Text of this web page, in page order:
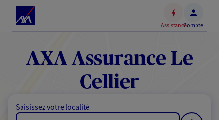
Accéder
contenu
principal
Accéder
au
de
AssistanceCompte
AXA Assurance Le
Cellier
Saisissez votre localité